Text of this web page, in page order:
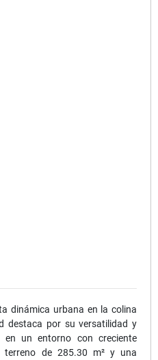
dinámica urbana en la colina
destaca por su versatilidad y
en un entorno con creciente
terreno de 285.30 m² y una